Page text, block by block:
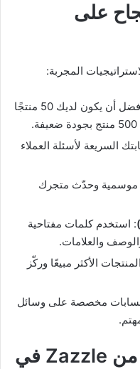
على
المجربة:
: من الأفضل أن يكون لديك 50 منتجًا
السريعة لأسئلة العملاء
موسمية وحدّث متجرك
: استخدم كلمات مفتاحية
والعلامات.
الأكثر مبيعًا وركّز
مخصصة على وسائل
أفضل النيتشات للربح من Zazzle في